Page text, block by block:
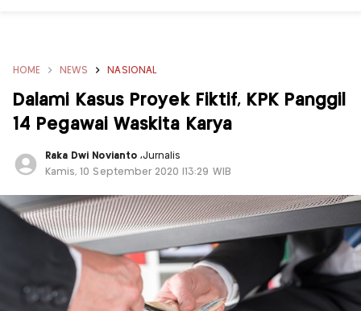
HOME NEWS NASIONAL
Dalami Kasus Proyek Fiktif, KPK Panggil
14 Pegawai Waskita Karya
Raka Dwi Novianto ,Jurnalis
Kamis, 10 September 2020 |13:29 WIB